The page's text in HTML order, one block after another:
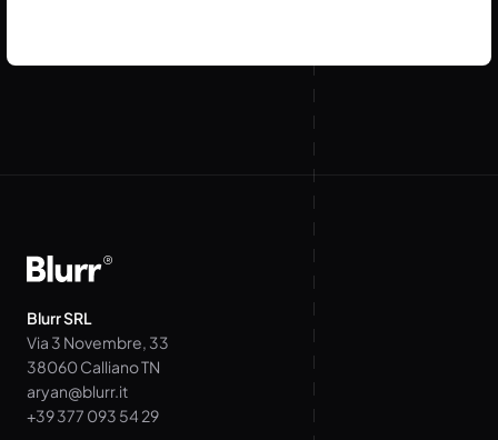
Blurr SRL
Via 3 Novembre, 33
38060 Calliano TN
aryan@blurr.it
+39 377 093 54 29